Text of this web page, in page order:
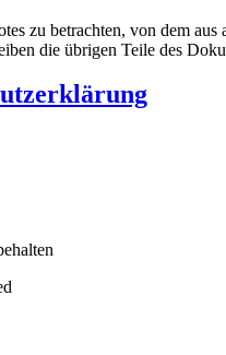
zu betrachten, von dem
die übrigen Teile des